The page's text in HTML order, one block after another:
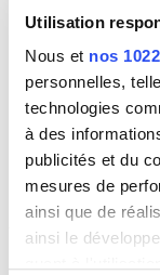
Utilisation
Nous et nos
personnelles,
technologies
à des
publicités et du
mesures de
ainsi que de
ainsi le
Impossibilité de
PageFacebook de
Autres activités
BYSW021/
BYSW024/